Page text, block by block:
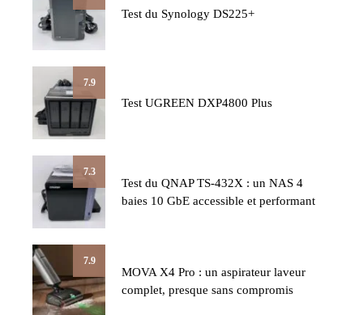
Test du Synology DS225+
7.9
Test UGREEN DXP4800 Plus
7.3
Test du QNAP TS-432X : un NAS 4
baies 10 GbE accessible et performant
7.9
MOVA X4 Pro : un aspirateur laveur
complet, presque sans compromis